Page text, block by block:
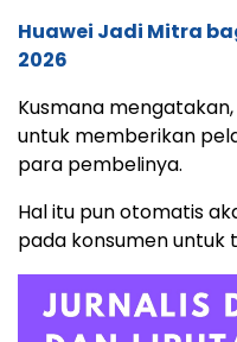
Huawei Jadi Mitra
2026
Kusmana
untuk memberikan
para pembelinya.
Hal itu pun otomatis
pada konsumen